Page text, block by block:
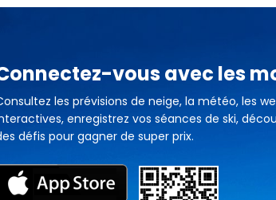
vous avec les
les prévisions de neige, la météo, les
enregistrez vos séances de ski,
défis pour gagner de super prix.